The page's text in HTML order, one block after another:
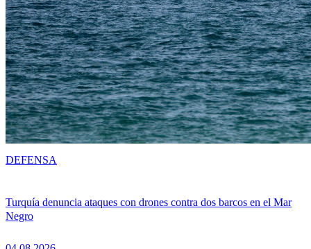
Turquía denuncia ataques con drones contra dos barcos en el Mar
Negro
DEFENSA